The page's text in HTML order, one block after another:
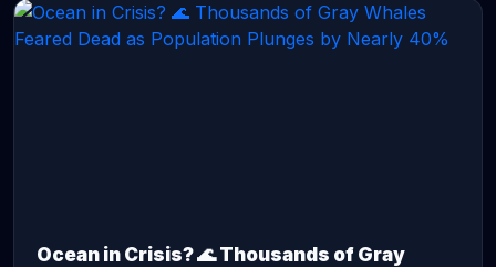
Ocean in Crisis? 🌊 Thousands of Gray